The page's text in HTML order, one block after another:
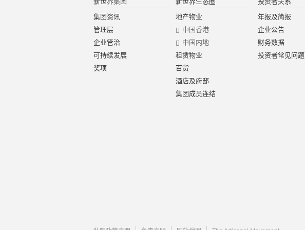
集团资讯
管理层
企业管治
可持续发展
奖项
地产物业
中国香港
中国内地
租赁物业
百货
酒店及府邸
集团成员连结
年报及简报
企业公告
财务数据
投资者常见问题